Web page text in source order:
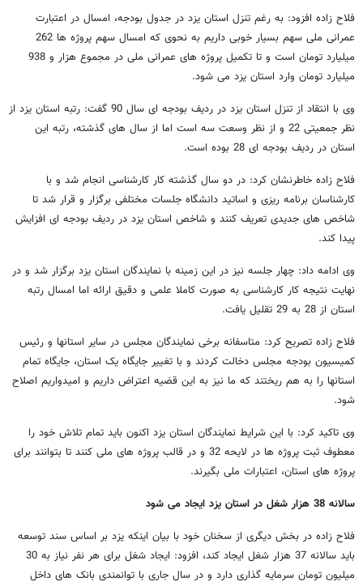
فلاح زاده افزود: به رغم تنزل استان یزد در جدول بودجه، امسال در اعتبارت
عمرانی ملی سهم بسیار خوبی داریم به نحوی که امسال سهم پروژه ها 262
میلیارد تومان است و تا تکمیل پروژه های عمرانی ملی در مجموع هزار و 938
میلیارد تومان وارد استان یزد می شود.
وی با انتقاد از تنزل استان یزد در ردیف بودجه ای سال 90 گفت: رتبه استان یزد از
نظر جمعیتی 22 و از نظر وسعت سه است اما از سال ‌های گذشته، رتبه این
استان در ردیف بودجه ‌ای 28 بوده است.
فلاح ‌زاده خاطرنشان کرد: در دو سال گذشته کار کارشناسی انجام شد و با
کارشناسان برنامه ‌ریزی و اساتید دانشگاه جلسات مختلفی برگزار و قرار شد تا
شاخص ‌های جدیدی تعریف کنند و شاخص استان یزد در ردیف بودجه ‌ای افزایش
پیدا کند.
وی ادامه داد: چهار جلسه نیز در این زمینه با نمایندگان استان یزد برگزار شد و در
نهایت نتیجه کار کارشناسی به صورت کاملا علمی و دقیق ارائه اما امسال رتبه
استان از 28 به 29 تقلیل یافت.
فلاح زاده تصریح کرد: متاسفانه برخی نمایندگان مجلس در سایر استانها و رئیس
کمیسیون بودجه مجلس دخالت کردند و با تغییر جایگاه یک استان، جایگاه تمام
استانها را به هم ریختند که ما نیز به این قضیه اعتراض داریم و امیدواریم اصلاح
شود.
وی تاکید کرد: با این شرایط نمایندگان استان یزد اکنون باید تمام تلاش خود را
معطوف ثبت پروژه ها در لایحه 32 و در قالب پروژه های ملی کنند تا بتوانند برای
پروژه های استان، اعتبارات ملی بگیرند.
سالانه 38 هزار شغل در استان یزد ایجاد می شود
فلاح ‌زاده در بخش دیگری از سخنان خود با بیان اینکه یزد بر اساس سند توسعه
باید سالانه 37 هزار شغل ایجاد کند، افزود: ایجاد شغل برای هر نفر نیاز به 30
میلیون تومان سرمایه‌ گذاری دارد و در سال جاری با توانمندی بانک‌ های داخل